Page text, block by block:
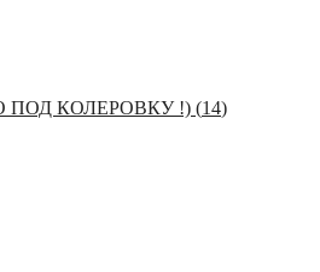
ПОД КОЛЕРОВКУ !) (14)